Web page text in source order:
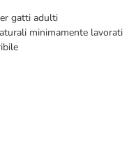
gatti adulti
minimamente lavorati